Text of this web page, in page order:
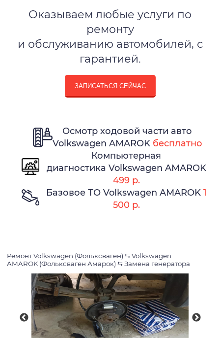
Оказываем любые услуги по
ремонту
и обслуживанию автомобилей, с
гарантией.
ЗАПИСАТЬСЯ СЕЙЧАС
Осмотр ходовой части авто
Volkswagen AMAROK бесплатно
Компьютерная
диагностика Volkswagen AMAROK
499 р.
Базовое ТО Volkswagen AMAROK 1
500 р.
Ремонт Volkswagen (Фольксваген) ⇆ Volkswagen
AMAROK (Фольксваген Амарок) ⇆ Замена генератора